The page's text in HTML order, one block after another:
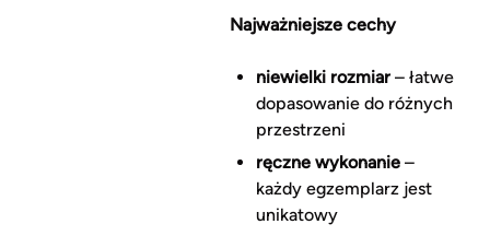
Najważniejsze cechy
niewielki rozmiar– łatwe
dopasowanie do różnych
przestrzeni
ręczne wykonanie–
każdy egzemplarz jest
unikatowy